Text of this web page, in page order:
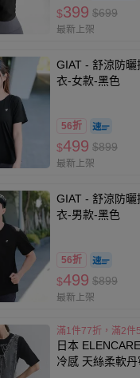
$399 $699
最新上架
GIAT - 舒涼防曬
衣-女款-黑色
56折
$499 $899
最新上架
GIAT - 舒涼防曬
衣-男款-黑色
56折
$499 $899
最新上架
滿1件77折，滿2件
日本
冷感 天絲柔軟丹